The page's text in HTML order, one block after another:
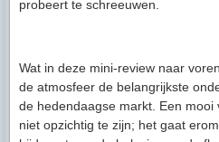
probeert te schreeuwen.
Wat in deze mini-review naar
de atmosfeer de belangrijkste
de hedendaagse markt. Een
niet opzichtig te zijn; het gaat